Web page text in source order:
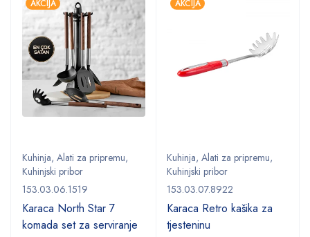
AKCIJA
Kuhinja, Alati za pripremu,
Kuhinjski pribor
153.03.06.1519
Karaca North Star 7
komada set za serviranje
AKCIJA
Kuhinja, Alati za pripremu,
Kuhinjski pribor
153.03.07.8922
Karaca Retro kašika za
tjesteninu